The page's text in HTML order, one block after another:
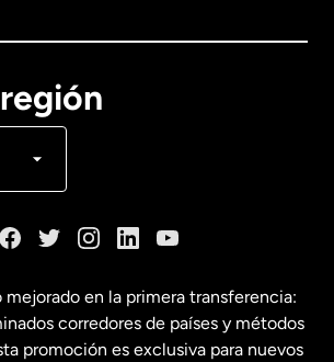
Français
Unidos English
en la primera transferencia:
corredores de países y métodos
promoción es exclusiva para nuevos